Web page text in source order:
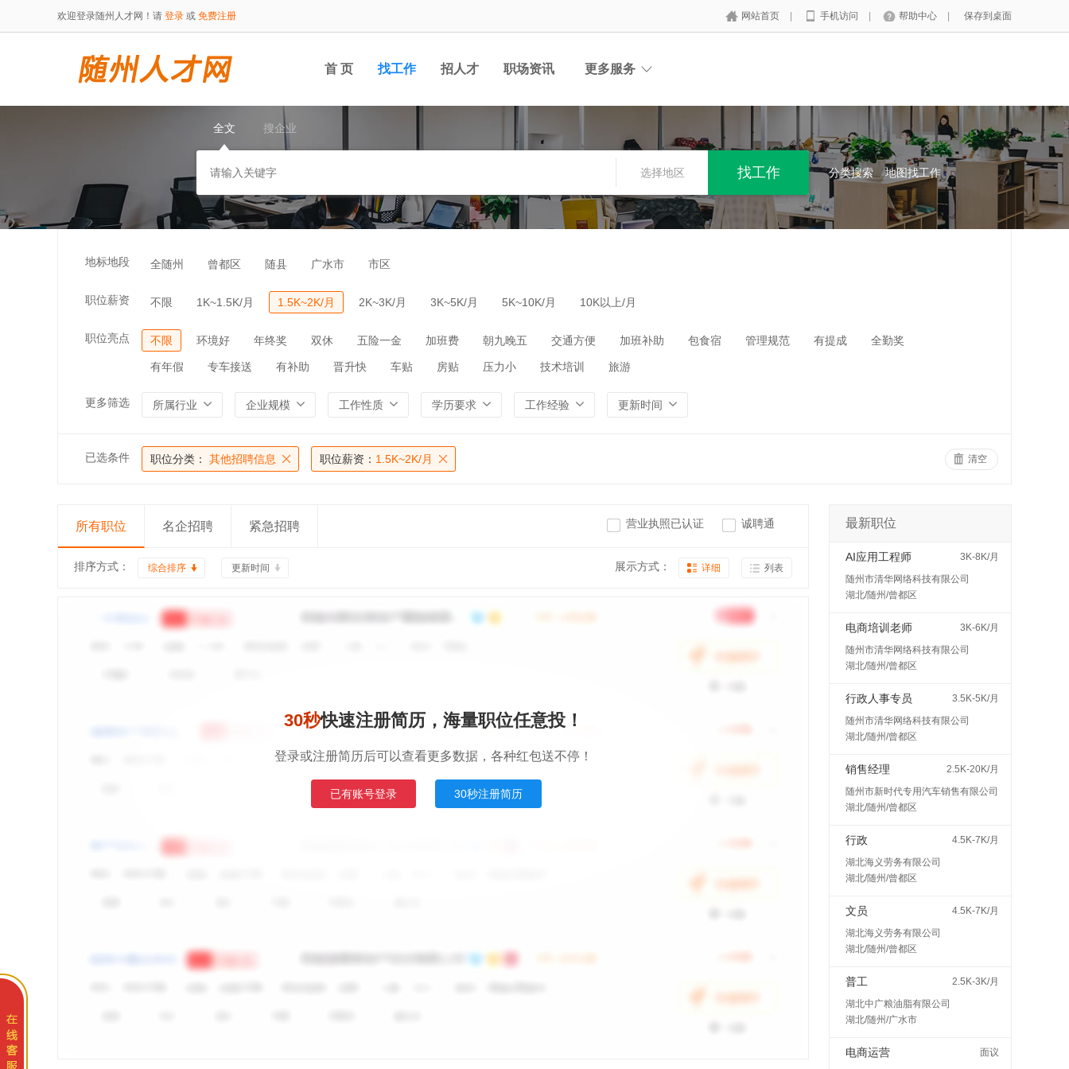
欢迎登录随州人才网！请 登录 或 免费注册 网站首页 手机访问 帮助中心 保存到桌面
首 页 找工作 招人才 职场资讯 更多服务
全文 搜企业
选择地区 分类搜索 地图找工作
地标地段 全随州 曾都区 随县 广水市 市区
职位薪资 不限 1K~1.5K/月 1.5K~2K/月 2K~3K/月 3K~5K/月 5K~10K/月 10K以上/月
职位亮点 不限 环境好 年终奖 双休 五险一金 加班费 朝九晚五 交通方便 加班补助 包食宿 管理规范 有提成 全勤奖
有年假 专车接送 有补助 晋升快 车贴 房贴 压力小 技术培训 旅游
更多筛选 所属行业 企业规模 工作性质 学历要求 工作经验 更新时间
已选条件 职位分类： 其他招聘信息 职位薪资： 1.5K~2K/月 清空
所有职位 名企招聘 紧急招聘 营业执照已认证 诚聘通
排序方式： 综合排序 更新时间 展示方式： 详细 列表
30秒快速注册简历，海量职位任意投！
登录或注册简历后可以查看更多数据，各种红包送不停！
已有账号登录 30秒注册简历
最新职位
AI应用工程师
3K-8K/月
随州市清华网络科技有限公司
湖北/随州/曾都区
电商培训老师
3K-6K/月
随州市清华网络科技有限公司
湖北/随州/曾都区
行政人事专员
3.5K-5K/月
随州市清华网络科技有限公司
湖北/随州/曾都区
销售经理
2.5K-20K/月
随州市新时代专用汽车销售有限公司
湖北/随州/曾都区
行政
4.5K-7K/月
湖北海义劳务有限公司
湖北/随州/曾都区
文员
4.5K-7K/月
湖北海义劳务有限公司
湖北/随州/曾都区
普工
2.5K-3K/月
湖北中广粮油脂有限公司
湖北/随州/广水市
电商运营 面议